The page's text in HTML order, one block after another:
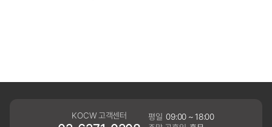
KOCW 고객센터 평일 09:00 ~ 18:00